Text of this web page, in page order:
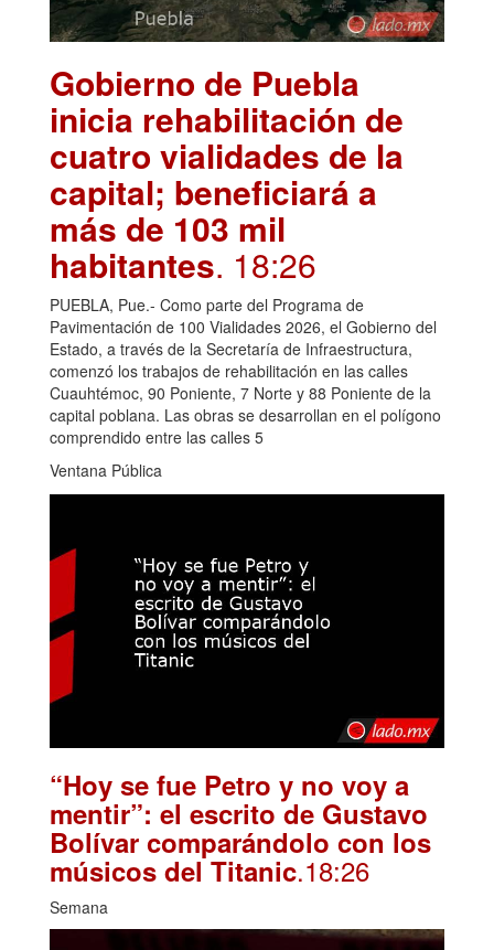
Gobierno de Puebla
inicia rehabilitación de
cuatro vialidades de la
capital; beneficiará a
más de 103 mil
habitantes. 18:26
PUEBLA, Pue.- Como parte del Programa de
Pavimentación de 100 Vialidades 2026, el Gobierno del
Estado, a través de la Secretaría de Infraestructura,
comenzó los trabajos de rehabilitación en las calles
Cuauhtémoc, 90 Poniente, 7 Norte y 88 Poniente de la
capital poblana. Las obras se desarrollan en el polígono
comprendido entre las calles 5
Ventana Pública
“Hoy se fue Petro y no voy a
mentir”: el escrito de Gustavo
Bolívar comparándolo con los
músicos del Titanic.18:26
Semana